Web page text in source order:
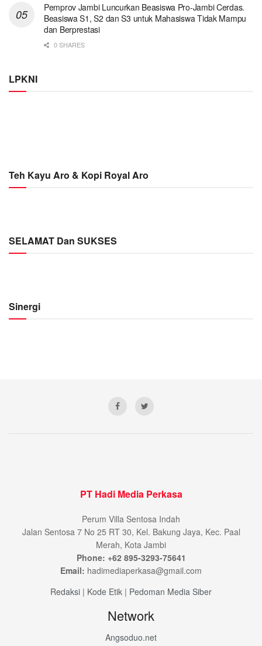
Pemprov Jambi Luncurkan Beasiswa Pro-Jambi Cerdas.
Beasiswa S1, S2 dan S3 untuk Mahasiswa Tidak Mampu
dan Berprestasi
0 SHARES
LPKNI
Teh Kayu Aro & Kopi Royal Aro
SELAMAT Dan SUKSES
Sinergi
PT Hadi Media Perkasa
Perum Villa Sentosa Indah
Jalan Sentosa 7 No 25 RT 30, Kel. Bakung Jaya, Kec. Paal
Merah, Kota Jambi
Phone: +62 895-3293-75641
Email: hadimediaperkasa@gmail.com
Redaksi | Kode Etik | Pedoman Media Siber
Network
Angsoduo.net